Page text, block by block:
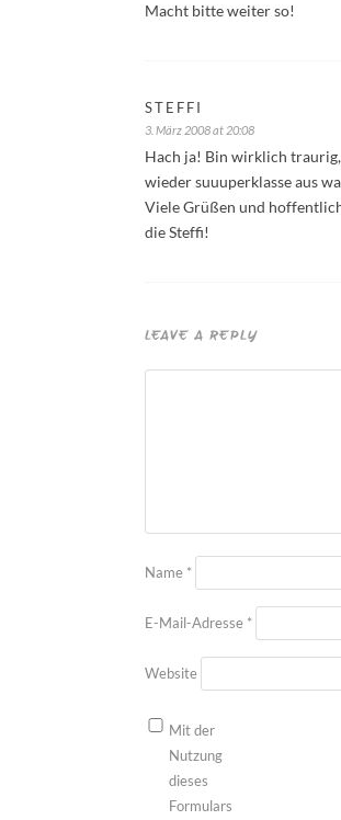
Macht bitte weiter so!
STEFFI
3. März 2008 at 20:08
Hach ja! Bin wirklich traurig,
wieder suuuperklasse aus
Viele Grüßen und
die Steffi!
LEAVE A REPLY
Name *
E-Mail-Adresse *
Website
Mit der
Nutzung
dieses
Formulars